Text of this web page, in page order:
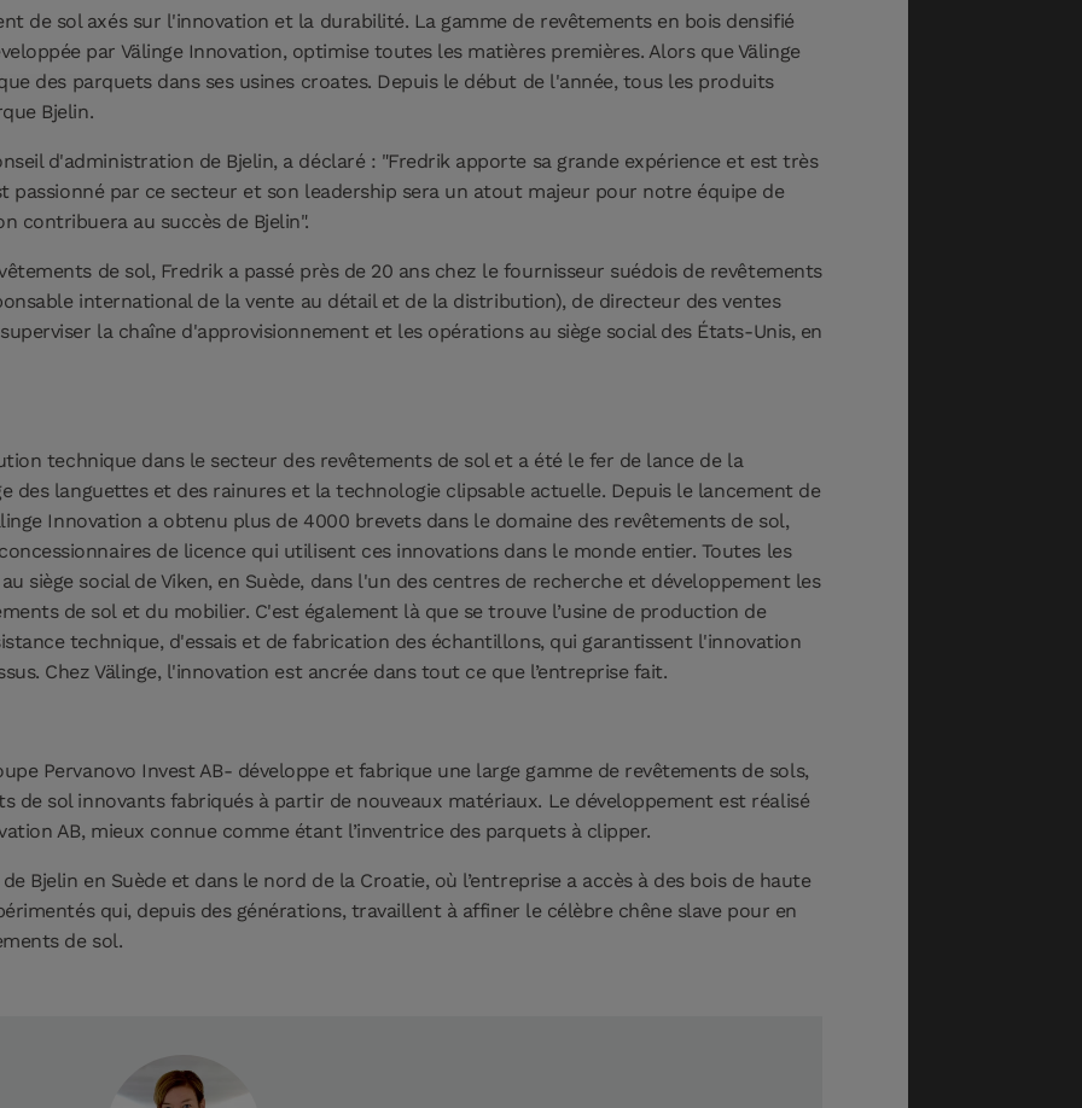
de sol axés sur l'innovation et la durabilité. La gamme de revêtements en bois densifié
par Välinge Innovation, optimise toutes les matières premières. Alors que Välinge
des parquets dans ses usines croates. Depuis le début de l'année, tous les produits
Bjelin.
d'administration de Bjelin, a déclaré : "Fredrik apporte sa grande expérience et est très
passionné par ce secteur et son leadership sera un atout majeur pour notre équipe de
contribuera au succès de Bjelin".
de sol, Fredrik a passé près de 20 ans chez le fournisseur suédois de revêtements
international de la vente au détail et de la distribution), de directeur des ventes
la chaîne d'approvisionnement et les opérations au siège social des États-Unis, en
technique dans le secteur des revêtements de sol et a été le fer de lance de la
languettes et des rainures et la technologie clipsable actuelle. Depuis le lancement de
Innovation a obtenu plus de 4000 brevets dans le domaine des revêtements de sol,
de licence qui utilisent ces innovations dans le monde entier. Toutes les
siège social de Viken, en Suède, dans l'un des centres de recherche et développement les
de sol et du mobilier. C'est également là que se trouve l’usine de production de
technique, d'essais et de fabrication des échantillons, qui garantissent l'innovation
Chez Välinge, l'innovation est ancrée dans tout ce que l’entreprise fait.
Pervanovo Invest AB- développe et fabrique une large gamme de revêtements de sols,
de sol innovants fabriqués à partir de nouveaux matériaux. Le développement est réalisé
AB, mieux connue comme étant l’inventrice des parquets à clipper.
Bjelin en Suède et dans le nord de la Croatie, où l’entreprise a accès à des bois de haute
qui, depuis des générations, travaillent à affiner le célèbre chêne slave pour en
de sol.